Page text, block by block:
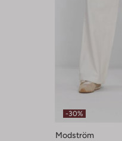
-30%
Modström